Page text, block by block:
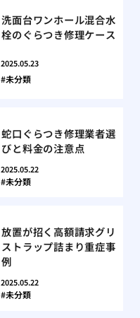
洗面台ワンホール混合水
栓のぐらつき修理ケース
2025.05.23
未分類
蛇口ぐらつき修理業者選
びと料金の注意点
2025.05.22
未分類
放置が招く高額請求グリ
ストラップ詰まり重症事
例
2025.05.22
未分類